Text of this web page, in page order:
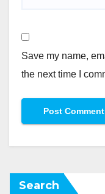
Save my name,
the next time I
Search